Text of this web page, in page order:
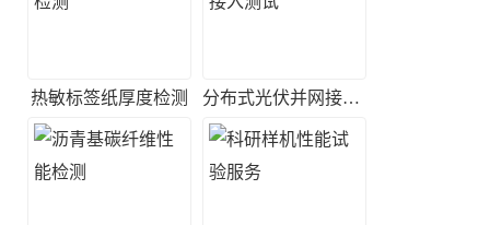
热敏标签纸厚度检测 分布式光伏并网接入测试